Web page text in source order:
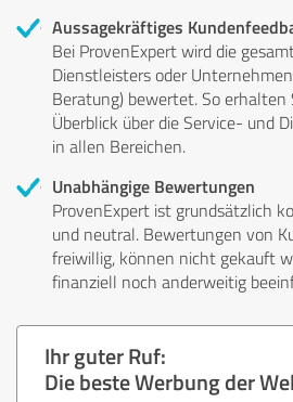
Aussagekräftiges
Bei ProvenExpert wird die
Dienstleisters oder
Beratung) bewertet. So
Überblick über die Service- und
in allen Bereichen.
Unabhängige Bewertungen
ProvenExpert ist grundsätzlich
und neutral. Bewertungen von
freiwillig, können nicht gekauft
finanziell noch anderweitig
Ihr guter Ruf:
Die beste Werbung der